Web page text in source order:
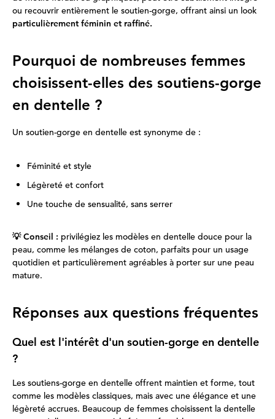
ou recouvrir entièrement le soutien-gorge, offrant ainsi un look
particulièrement féminin et raffiné.
Pourquoi de nombreuses femmes
choisissent-elles des soutiens-gorge
en dentelle ?
Un soutien-gorge en dentelle est synonyme de :
Féminité et style
Légèreté et confort
Une touche de sensualité, sans serrer
💡 Conseil : privilégiez les modèles en dentelle douce pour la
peau, comme les mélanges de coton, parfaits pour un usage
quotidien et particulièrement agréables à porter sur une peau
mature.
Réponses aux questions fréquentes
Quel est l'intérêt d'un soutien-gorge en dentelle
?
Les soutiens-gorge en dentelle offrent maintien et forme, tout
comme les modèles classiques, mais avec une élégance et une
légèreté accrues. Beaucoup de femmes choisissent la dentelle